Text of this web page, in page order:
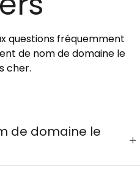
questions fréquemment
de nom de domaine le
cher.
de domaine le